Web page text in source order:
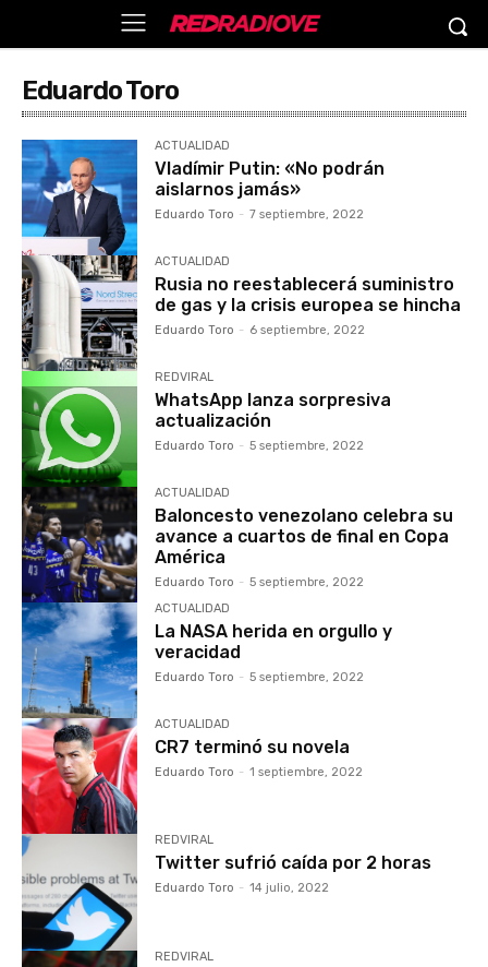
Eduardo Toro
ACTUALIDAD
Vladímir Putin: «No podrán
aislarnos jamás»
Eduardo Toro - 7 septiembre, 2022
ACTUALIDAD
Rusia no reestablecerá suministro
de gas y la crisis europea se hincha
Eduardo Toro - 6 septiembre, 2022
REDVIRAL
WhatsApp lanza sorpresiva
actualización
Eduardo Toro - 5 septiembre, 2022
ACTUALIDAD
Baloncesto venezolano celebra su
avance a cuartos de final en Copa
América
Eduardo Toro - 5 septiembre, 2022
ACTUALIDAD
La NASA herida en orgullo y
veracidad
Eduardo Toro - 5 septiembre, 2022
ACTUALIDAD
CR7 terminó su novela
Eduardo Toro - 1 septiembre, 2022
REDVIRAL
Twitter sufrió caída por 2 horas
Eduardo Toro - 14 julio, 2022
REDVIRAL